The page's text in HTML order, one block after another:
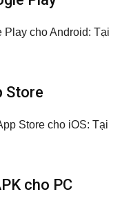
cho Android: Tại
Store
Store cho iOS: Tại
cho PC